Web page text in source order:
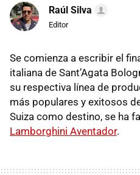
Raúl Silva
Editor
Se comienza a escribir el
italiana de Sant’Agata
su respectiva línea de
más populares y exitosos
Suiza como destino, se ha
Lamborghini Aventador.